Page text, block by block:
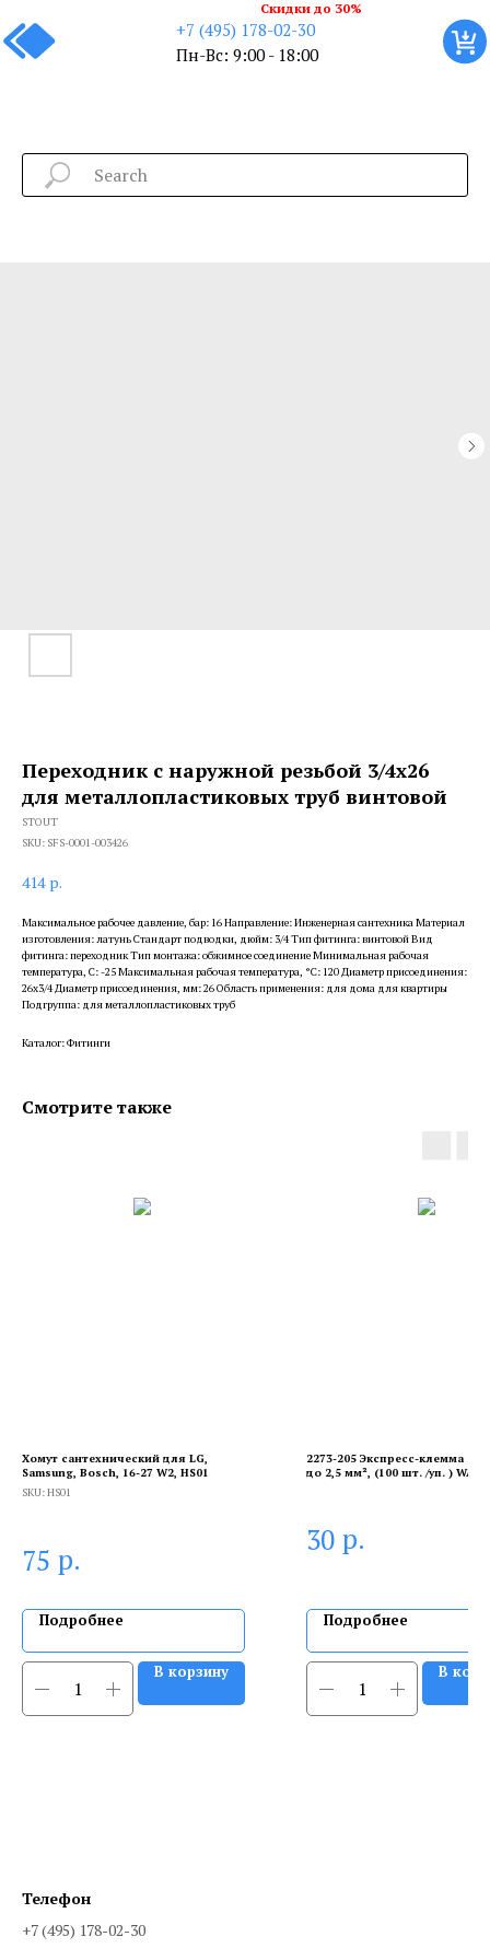
+7 (495) 178-02-30
Пн-Вс: 9:00 - 18:00
Скидки до 30%
Переходник с наружной резьбой 3/4х26
для металлопластиковых труб винтовой
STOUT
SKU: SFS-0001-003426
414 р.
Максимальное рабочее давление, бар: 16 Направление: Инженерная сантехника Материал
изготовления: латунь Стандарт подводки, дюйм: 3/4 Тип фитинга: винтовой Вид
фитинга: переходник Тип монтажа: обжимное соединение Минимальная рабочая
температура, С: -25 Максимальная рабочая температура, °С: 120 Диаметр присоединения:
26x3/4 Диаметр присоединения, мм: 26 Область применения: для дома для квартиры
Подгруппа: для металлопластиковых труб
Каталог: Фитинги
Смотрите также
Хомут сантехнический для LG,
Samsung, Bosch, 16-27 W2, HS01
SKU:HS01
75 р.
Подробнее
В корзину
2273-205 Экспресс-клемма 5-
до 2,5 мм², (100 шт. /уп. ) WAGO
30 р.
Подробнее
В
Телефон
+7 (495) 178-02-30